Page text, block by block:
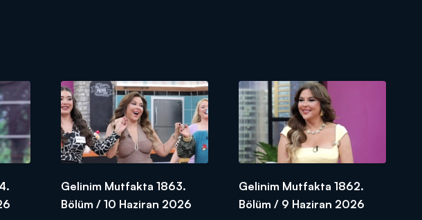
Gelinim Mutfakta 1863.
Bölüm / 10 Haziran 2026
Gelinim Mutfakta 1862.
Bölüm / 9 Haziran 2026